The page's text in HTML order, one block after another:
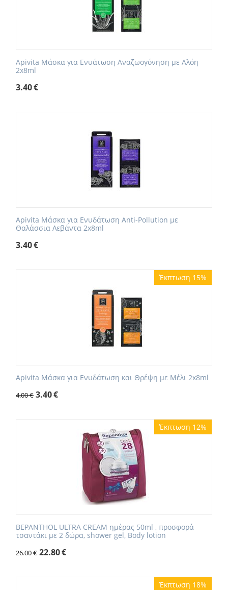
Apivita Μάσκα για Ενυάτωση Αναζωογόνηση με Αλόη
2x8ml
3.40€
Apivita Μάσκα για Ενυδάτωση Αnti-Pollution με
Θαλάσσια Λεβάντα 2x8ml
3.40€
Έκπτωση 15%
Apivita Μάσκα για Ενυδάτωση και Θρέψη με Μέλι 2x8ml
4.00€ 3.40€
Έκπτωση 12%
BEPANTHOL ULTRA CREAM ημέρας 50ml , προσφορά
τσαντάκι με 2 δώρα, shower gel, Body lotion
26.00€ 22.80€
Έκπτωση 18%